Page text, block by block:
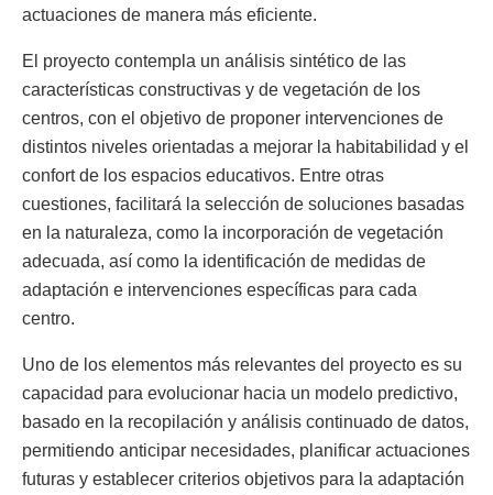
actuaciones de manera más eficiente.
El proyecto contempla un análisis sintético de las
características constructivas y de vegetación de los
centros, con el objetivo de proponer intervenciones de
distintos niveles orientadas a mejorar la habitabilidad y el
confort de los espacios educativos. Entre otras
cuestiones, facilitará la selección de soluciones basadas
en la naturaleza, como la incorporación de vegetación
adecuada, así como la identificación de medidas de
adaptación e intervenciones específicas para cada
centro.
Uno de los elementos más relevantes del proyecto es su
capacidad para evolucionar hacia un modelo predictivo,
basado en la recopilación y análisis continuado de datos,
permitiendo anticipar necesidades, planificar actuaciones
futuras y establecer criterios objetivos para la adaptación